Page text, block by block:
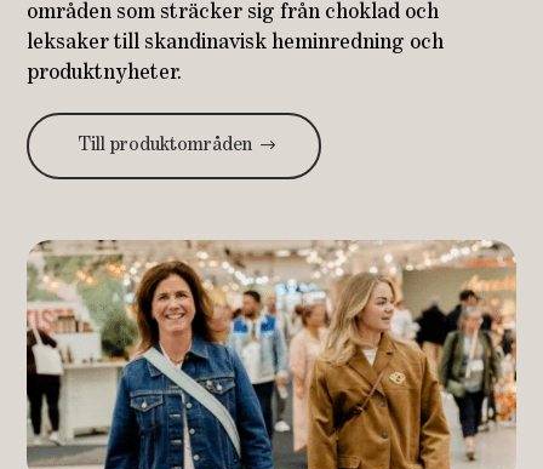
områden som sträcker sig från choklad och
leksaker till skandinavisk heminredning och
produktnyheter.
Till produktområden